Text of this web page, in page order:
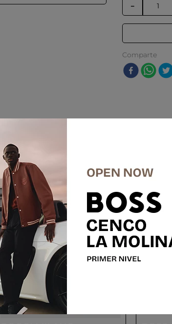
－
Comparte
-50 %